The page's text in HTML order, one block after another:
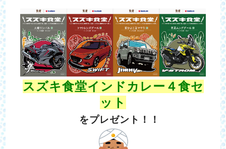
スズキ食堂インドカレー４食セ
ット
をプレゼント！！